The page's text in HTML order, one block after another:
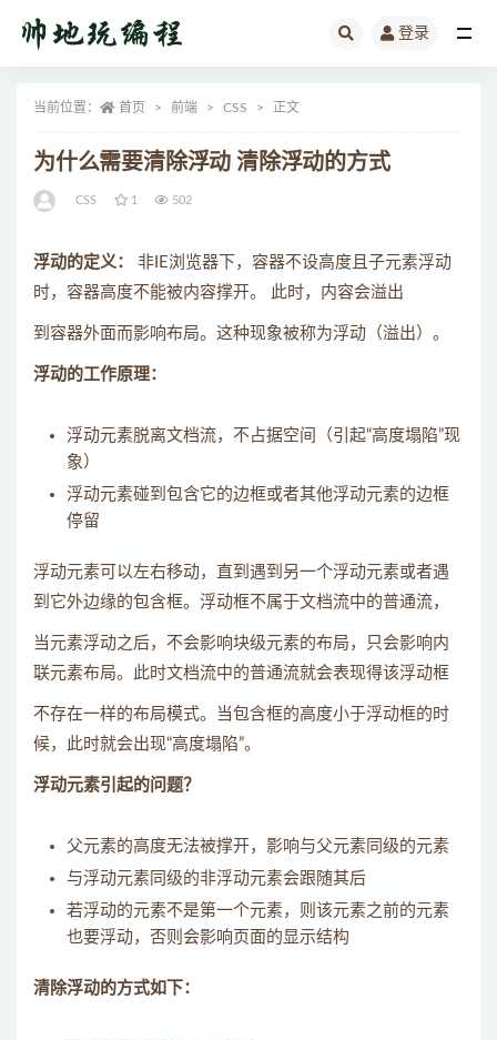
登录
当前位置： 首页 前端 CSS 正文
为什么需要清除浮动 清除浮动的方式
CSS 1 502
浮动的定义：
非IE浏览器下，容器不设高度且子元素浮动
时，容器高度不能被内容撑开。 此时，内容会溢出
到容器外面而影响布局。这种现象被称为浮动（溢出）。
浮动的工作原理：
浮动元素脱离文档流，不占据空间（引起“高度塌陷”现
象）
浮动元素碰到包含它的边框或者其他浮动元素的边框
停留
浮动元素可以左右移动，直到遇到另一个浮动元素或者遇
到它外边缘的包含框。浮动框不属于文档流中的普通流，
当元素浮动之后，不会影响块级元素的布局，只会影响内
联元素布局。此时文档流中的普通流就会表现得该浮动框
不存在一样的布局模式。当包含框的高度小于浮动框的时
候，此时就会出现“高度塌陷”。
浮动元素引起的问题？
父元素的高度无法被撑开，影响与父元素同级的元素
与浮动元素同级的非浮动元素会跟随其后
若浮动的元素不是第一个元素，则该元素之前的元素
也要浮动，否则会影响页面的显示结构
清除浮动的方式如下：